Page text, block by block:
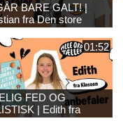
BARE GALT! |
fra Den store
anbefaler
KID
01:52
FED OG
| Edith fra